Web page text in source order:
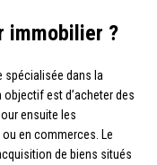
immobilier ?
spécialisée dans la
est d’acheter des
ensuite les
en commerces. Le
de biens situés